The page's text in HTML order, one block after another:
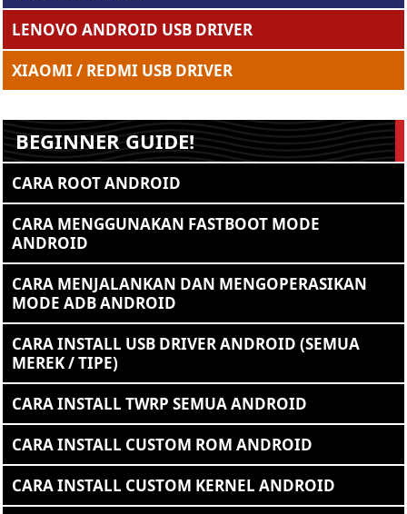
LENOVO ANDROID USB DRIVER
XIAOMI / REDMI USB DRIVER
BEGINNER GUIDE!
CARA ROOT ANDROID
CARA MENGGUNAKAN FASTBOOT MODE
ANDROID
CARA MENJALANKAN DAN MENGOPERASIKAN
MODE ADB ANDROID
CARA INSTALL USB DRIVER ANDROID (SEMUA
MEREK / TIPE)
CARA INSTALL TWRP SEMUA ANDROID
CARA INSTALL CUSTOM ROM ANDROID
CARA INSTALL CUSTOM KERNEL ANDROID